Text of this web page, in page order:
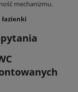
mechanizmu.
pytania